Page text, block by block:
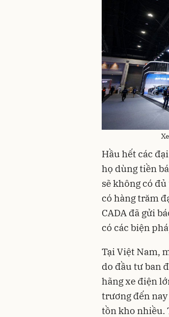
Hầu hết các
họ dùng tiền
sẽ không có
có hàng trăm
CADA đã gửi
có các biện
Tại Việt Nam,
do đầu tư ban
hãng xe điện
trương đến
tồn kho nhiều.